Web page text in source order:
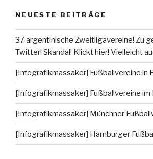
NEUESTE BEITRÄGE
37 argentinische Zweitligavereine! Zu
Twitter! Skandal! Klickt hier! Vielleicht
[Infografikmassaker] Fußballvereine in
[Infografikmassaker] Fußballvereine
[Infografikmassaker] Münchner
[Infografikmassaker] Hamburger